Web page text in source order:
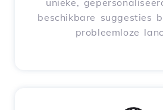
unieke,
beschikbare suggesties
probleemloze